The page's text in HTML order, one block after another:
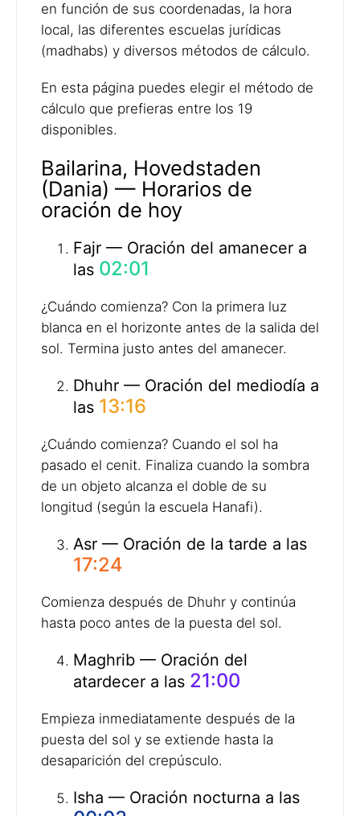
en función de sus coordenadas, la hora
local, las diferentes escuelas jurídicas
(madhabs) y diversos métodos de cálculo.
En esta página puedes elegir el método de
cálculo que prefieras entre los 19
disponibles.
Bailarina, Hovedstaden
(Dania) — Horarios de
oración de hoy
Fajr — Oración del amanecer a
las 02:01
¿Cuándo comienza? Con la primera luz
blanca en el horizonte antes de la salida del
sol. Termina justo antes del amanecer.
Dhuhr — Oración del mediodía a
las 13:16
¿Cuándo comienza? Cuando el sol ha
pasado el cenit. Finaliza cuando la sombra
de un objeto alcanza el doble de su
longitud (según la escuela Hanafi).
Asr — Oración de la tarde a las
17:24
Comienza después de Dhuhr y continúa
hasta poco antes de la puesta del sol.
Maghrib — Oración del
atardecer a las 21:00
Empieza inmediatamente después de la
puesta del sol y se extiende hasta la
desaparición del crepúsculo.
Isha — Oración nocturna a las